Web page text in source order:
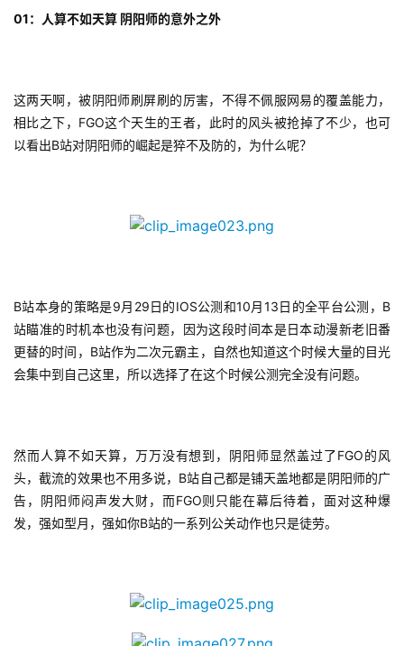
国
01：人算不如天算 阴阳师的意外之外
这两天啊，被阴阳师刷屏刷的厉害，不得不佩服网易的覆盖能力，
相比之下，FGO这个天生的王者，此时的风头被抢掉了不少，也可
以看出B站对阴阳师的崛起是猝不及防的，为什么呢？
B站本身的策略是9月29日的IOS公测和10月13日的全平台公测，B
站瞄准的时机本也没有问题，因为这段时间本是日本动漫新老旧番
更替的时间，B站作为二次元霸主，自然也知道这个时候大量的目光
会集中到自己这里，所以选择了在这个时候公测完全没有问题。
然而人算不如天算，万万没有想到，阴阳师显然盖过了FGO的风
头，截流的效果也不用多说，B站自己都是铺天盖地都是阴阳师的广
告，阴阳师闷声发大财，而FGO则只能在幕后待着，面对这种爆
发，强如型月，强如你B站的一系列公关动作也只是徒劳。